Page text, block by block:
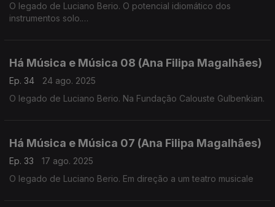
O legado de Luciano Berio. O potencial idiomático dos
instrumentos solo.
Há Música e Música 08 (Ana Filipa Magalhães)
Ep. 34
24 ago. 2025
O legado de Luciano Berio. Na Fundação Calouste Gulbenkian.
Há Música e Música 07 (Ana Filipa Magalhães)
Ep. 33
17 ago. 2025
O legado de Luciano Berio. Em direção a um teatro musicale